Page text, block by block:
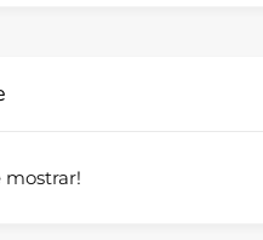
mostrar!